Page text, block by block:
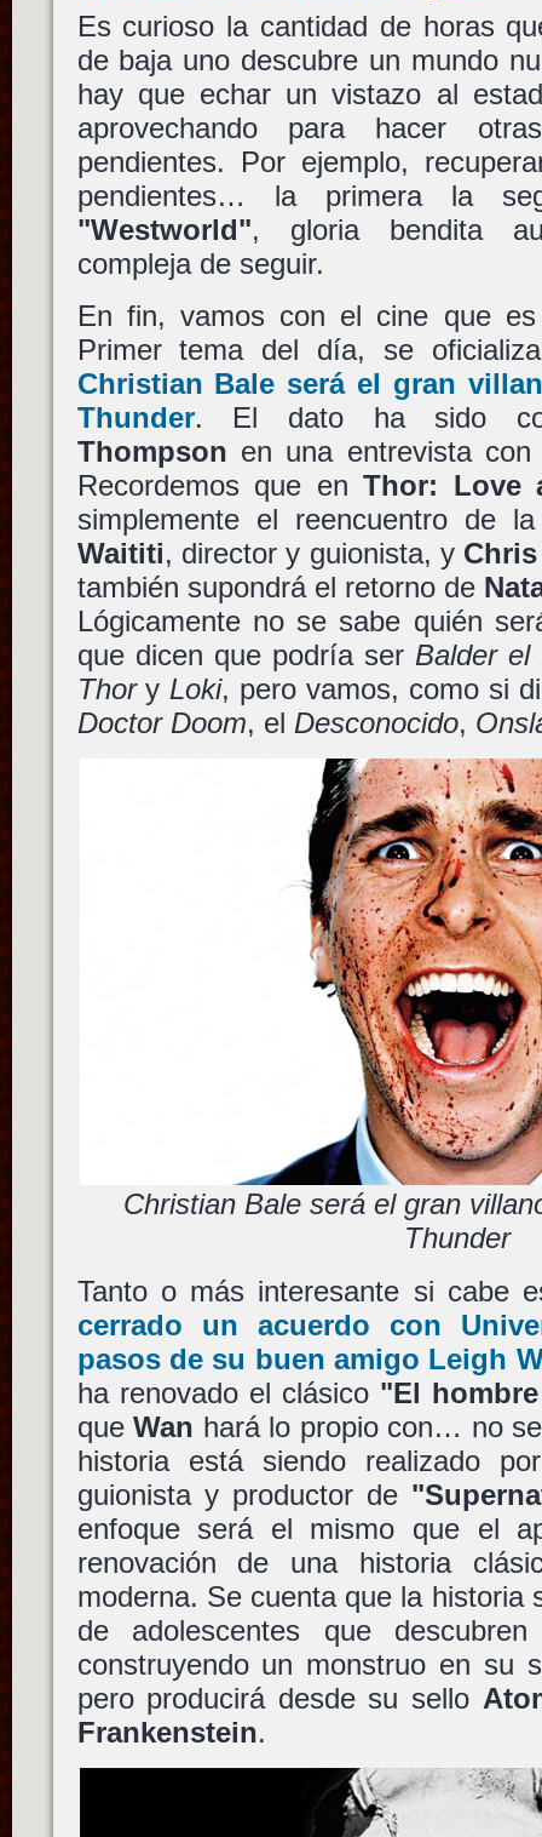
Es curioso la cantidad de horas
de baja uno descubre un mundo
hay que echar un vistazo al
aprovechando para hacer
pendientes. Por ejemplo,
pendientes… la primera la
"Westworld", gloria bendita
compleja de seguir.
En fin, vamos con el cine que
Primer tema del día, se
Christian Bale será el gran
Thunder. El dato ha sido
Thompson en una entrevista con
Recordemos que enThor: Love
simplemente el reencuentro de
Waititi, director y guionista, y
también supondrá el retorno de
Lógicamente no se sabe quién
que dicen que podría ser Balder el
Thory Loki, pero vamos, como si
Doctor Doom, el Desconocido,
Christian Bale será el gran
Thunder
Tanto o más interesante si cabe
cerrado un acuerdo con
pasos de su buen amigo Leigh
ha renovado el clásico "El
queWan hará lo propio con… no
historia está siendo realizado
guionista y productor de
enfoque será el mismo que el
renovación de una historia
moderna. Se cuenta que la historia
de adolescentes que
construyendo un monstruo en su
pero producirá desde su sello
Frankenstein.